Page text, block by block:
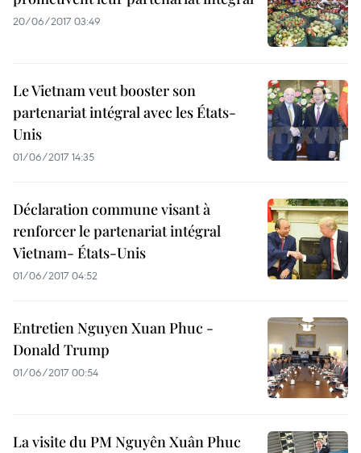
20/06/2017 03:49
Le Vietnam veut booster son
partenariat intégral avec les États-
Unis
01/06/2017 14:35
Déclaration commune visant à
renforcer le partenariat intégral
Vietnam- États-Unis
01/06/2017 04:52
Entretien Nguyen Xuan Phuc -
Donald Trump
01/06/2017 00:54
La visite du PM Nguyên Xuân Phuc